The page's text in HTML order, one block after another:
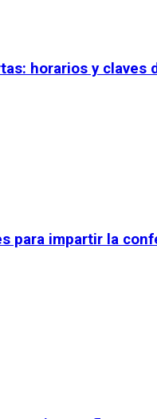
horarios y claves
para impartir la